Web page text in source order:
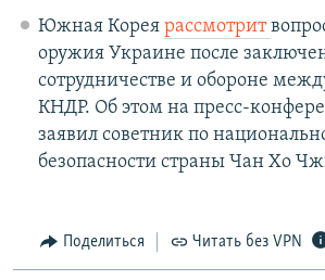
Южная Корея рассмотрит
оружия Украине после
сотрудничестве и обороне
КНДР. Об этом на пресс-
заявил советник по
безопасности страны Чан Хо
Поделиться Читать без VPN